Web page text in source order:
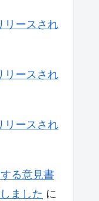
リースされ
リースされ
リースされ
る意見書
ました に